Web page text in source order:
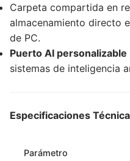
Carpeta compartida en
almacenamiento directo
de PC.
Puerto AI personalizable
sistemas de inteligencia
Especificaciones
Parámetro